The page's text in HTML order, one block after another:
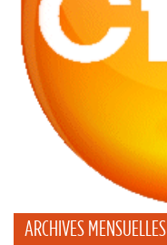
ARCHIVES MENSUELLES